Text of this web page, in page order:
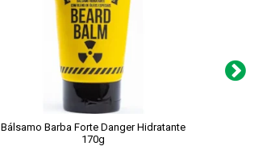
Bálsamo Barba Forte Danger Hidratante
170g